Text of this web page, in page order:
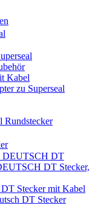
Kabel
zu Superseal
Rundstecker
DEUTSCH DT
DT Stecker,
Stecker mit Kabel
DT Stecker